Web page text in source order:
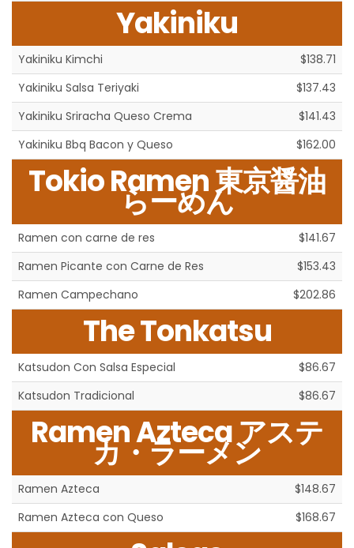
Yakiniku
Yakiniku Kimchi
$138.71
Yakiniku Salsa Teriyaki
$137.43
Yakiniku Sriracha Queso Crema
$141.43
Yakiniku Bbq Bacon y Queso
$162.00
Tokio Ramen 東京醤油
らーめん
Ramen con carne de res
$141.67
Ramen Picante con Carne de Res
$153.43
Ramen Campechano
$202.86
The Tonkatsu
Katsudon Con Salsa Especial
$86.67
Katsudon Tradicional
$86.67
Ramen Azteca アステ
カ・ラーメン
Ramen Azteca
$148.67
Ramen Azteca con Queso
$168.67